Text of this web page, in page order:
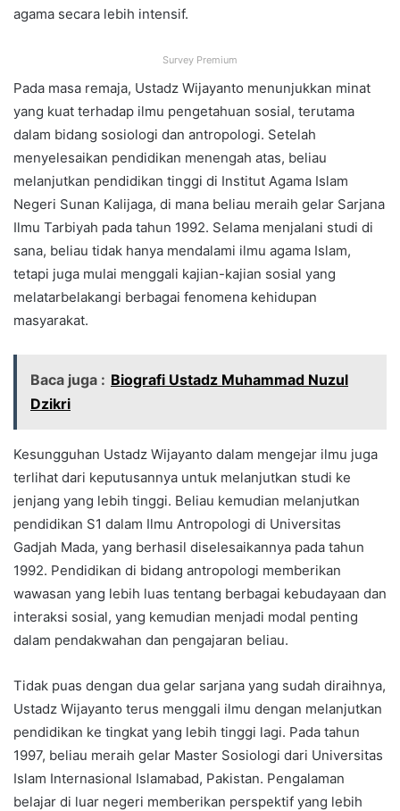
agama secara lebih intensif.
Survey Premium
Pada masa remaja, Ustadz Wijayanto menunjukkan minat
yang kuat terhadap ilmu pengetahuan sosial, terutama
dalam bidang sosiologi dan antropologi. Setelah
menyelesaikan pendidikan menengah atas, beliau
melanjutkan pendidikan tinggi di Institut Agama Islam
Negeri Sunan Kalijaga, di mana beliau meraih gelar Sarjana
Ilmu Tarbiyah pada tahun 1992. Selama menjalani studi di
sana, beliau tidak hanya mendalami ilmu agama Islam,
tetapi juga mulai menggali kajian-kajian sosial yang
melatarbelakangi berbagai fenomena kehidupan
masyarakat.
Baca juga : Biografi Ustadz Muhammad Nuzul
Dzikri
Kesungguhan Ustadz Wijayanto dalam mengejar ilmu juga
terlihat dari keputusannya untuk melanjutkan studi ke
jenjang yang lebih tinggi. Beliau kemudian melanjutkan
pendidikan S1 dalam Ilmu Antropologi di Universitas
Gadjah Mada, yang berhasil diselesaikannya pada tahun
1992. Pendidikan di bidang antropologi memberikan
wawasan yang lebih luas tentang berbagai kebudayaan dan
interaksi sosial, yang kemudian menjadi modal penting
dalam pendakwahan dan pengajaran beliau.
Tidak puas dengan dua gelar sarjana yang sudah diraihnya,
Ustadz Wijayanto terus menggali ilmu dengan melanjutkan
pendidikan ke tingkat yang lebih tinggi lagi. Pada tahun
1997, beliau meraih gelar Master Sosiologi dari Universitas
Islam Internasional Islamabad, Pakistan. Pengalaman
belajar di luar negeri memberikan perspektif yang lebih